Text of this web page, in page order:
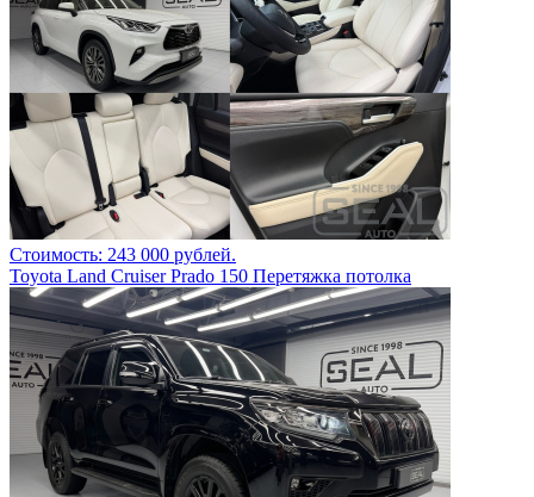
Стоимость: 243 000 рублей.
Toyota Land Cruiser Prado 150 Перетяжка потолка